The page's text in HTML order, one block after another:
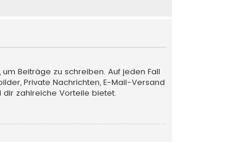
Beiträge zu schreiben. Auf jeden Fall
Private Nachrichten, E-Mail-Versand
zahlreiche Vorteile bietet.